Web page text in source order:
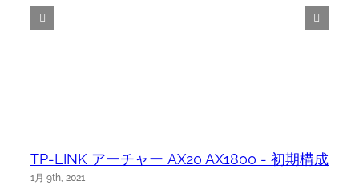
TP-LINK アーチャー AX20 AX1800 - 初期構成
1月 9th, 2021